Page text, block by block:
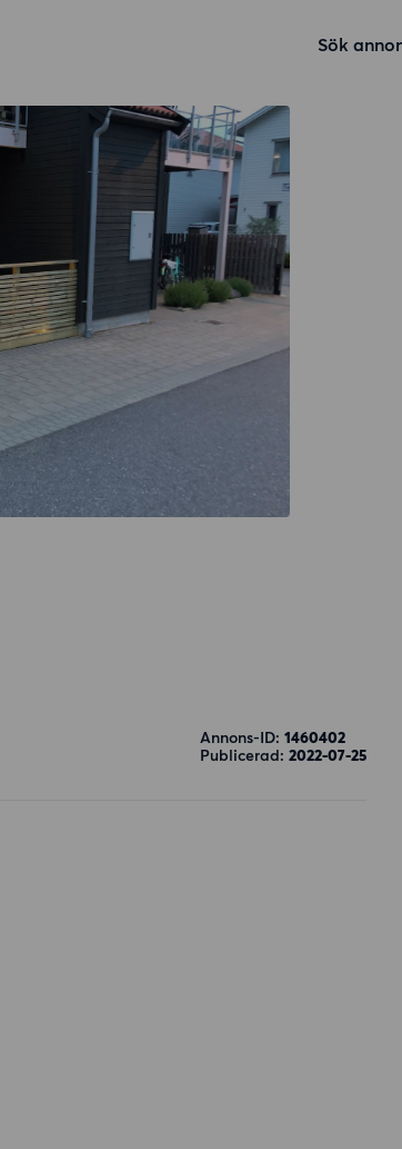
Sök
Annons-ID: 1460402
Publicerad: 2022-07-25